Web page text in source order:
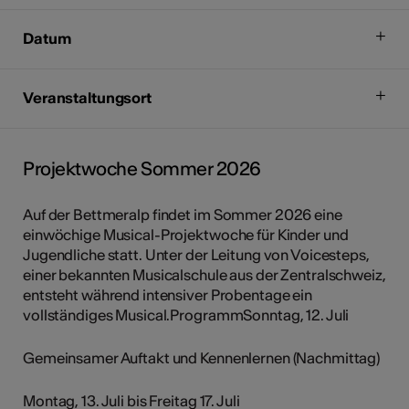
Datum
Veranstaltungsort
Projektwoche Sommer 2026
Auf der Bettmeralp findet im Sommer 2026 eine
einwöchige Musical-Projektwoche für Kinder und
Jugendliche statt. Unter der Leitung von Voicesteps,
einer bekannten Musicalschule aus der Zentralschweiz,
entsteht während intensiver Probentage ein
vollständiges Musical.ProgrammSonntag, 12. Juli
Gemeinsamer Auftakt und Kennenlernen (Nachmittag)
Montag, 13. Juli bis Freitag 17. Juli